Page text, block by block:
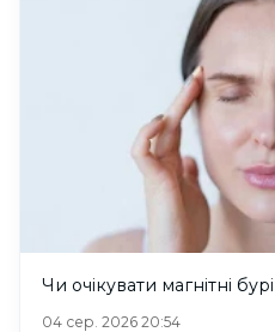
Чи очікувати магнітні
04 сер. 2026 20:54